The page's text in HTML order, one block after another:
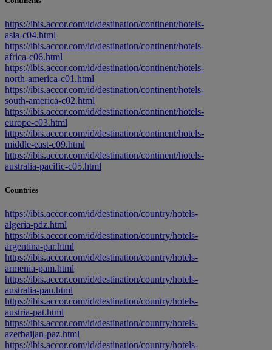
https://ibis.accor.com/id/destination/continent/hotels-
asia-c04.html
https://ibis.accor.com/id/destination/continent/hotels-
africa-c06.html
https://ibis.accor.com/id/destination/continent/hotels-
north-america-c01.html
https://ibis.accor.com/id/destination/continent/hotels-
south-america-c02.html
https://ibis.accor.com/id/destination/continent/hotels-
europe-c03.html
https://ibis.accor.com/id/destination/continent/hotels-
middle-east-c09.html
https://ibis.accor.com/id/destination/continent/hotels-
australia-pacific-c05.html
Countries
https://ibis.accor.com/id/destination/country/hotels-
algeria-pdz.html
https://ibis.accor.com/id/destination/country/hotels-
argentina-par.html
https://ibis.accor.com/id/destination/country/hotels-
armenia-pam.html
https://ibis.accor.com/id/destination/country/hotels-
australia-pau.html
https://ibis.accor.com/id/destination/country/hotels-
austria-pat.html
https://ibis.accor.com/id/destination/country/hotels-
azerbaijan-paz.html
https://ibis.accor.com/id/destination/country/hotels-